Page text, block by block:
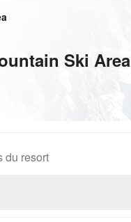
Ski Area
du resort